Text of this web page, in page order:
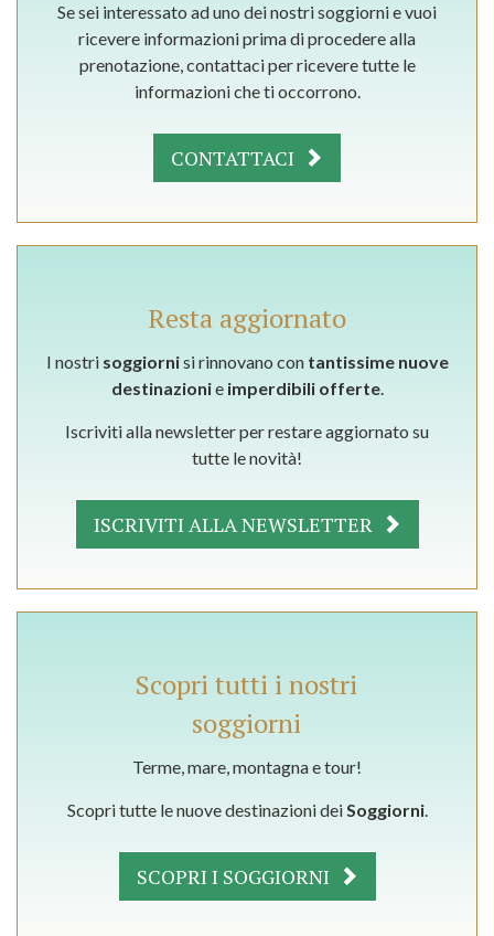
Se sei interessato ad uno dei nostri soggiorni e vuoi
ricevere informazioni prima di procedere alla
prenotazione, contattaci per ricevere tutte le
informazioni che ti occorrono.
CONTATTACI
Resta aggiornato
I nostri soggiornisi rinnovano con tantissime nuove
destinazionie imperdibili offerte.
Iscriviti alla newsletter per restare aggiornato su
tutte le novità!
ISCRIVITI ALLA NEWSLETTER
Scopri tutti i nostri
soggiorni
Terme, mare, montagna e tour!
Scopri tutte le nuove destinazioni deiSoggiorni.
SCOPRI I SOGGIORNI